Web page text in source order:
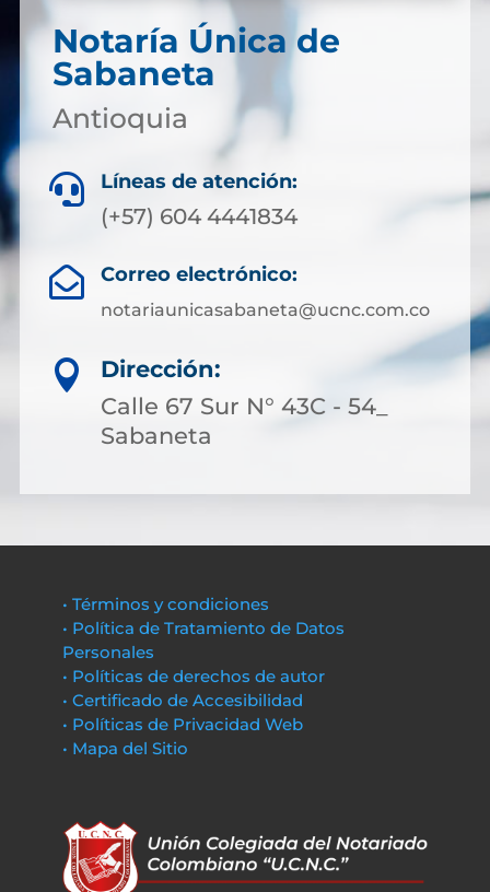
Notaría Única de
Sabaneta
Antioquia
 Líneas de atención:
(+57) 604 4441834
 Correo electrónico:
notariaunicasabaneta@ucnc.com.co

Dirección:
Calle 67 Sur N° 43C - 54_
Sabaneta
• Términos y condiciones
• Política de Tratamiento de Datos
Personales
• Políticas de derechos de autor
• Certificado de Accesibilidad
• Políticas de Privacidad Web
• Mapa del Sitio